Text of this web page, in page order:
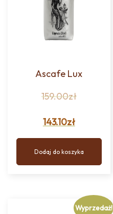
Ascafe Lux
159.00zł
143.10zł
Dodaj do koszyka
Wyprzedaż!